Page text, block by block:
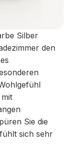
Silber
den
Sie die
sich sehr